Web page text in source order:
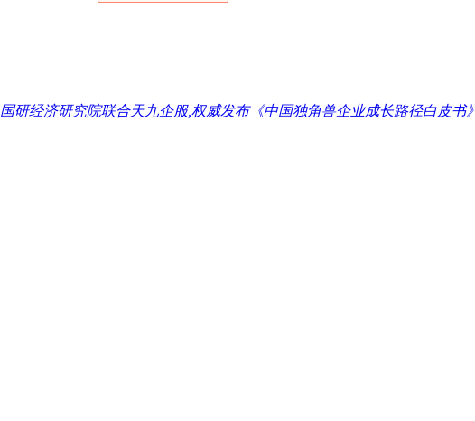
国研经济研究院联合天九企服,权威发布《中国独角兽企业成长路径白皮书》